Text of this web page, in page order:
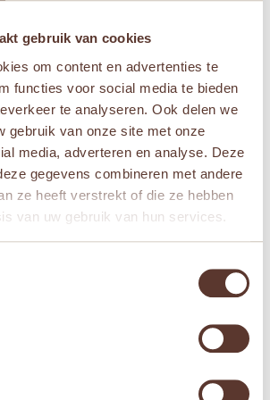
gebruik van cookies
om content en advertenties te
functies voor social media te bieden
te analyseren. Ook delen we
gebruik van onze site met onze
media, adverteren en analyse. Deze
gegevens combineren met andere
ze heeft verstrekt of die ze hebben
van uw gebruik van hun services.
mail en site opslaan in deze
de volgende keer wanneer ik een
producten
Aanbieding!